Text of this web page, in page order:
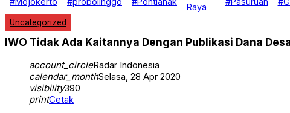
Nasional
EKOBIS
Daerah
Politik
Hukrim
Pendidikan
Advertorial
GAYA HIDUP
Raya
Uncategorized
IWO Tidak Ada Kaitannya Dengan Publikasi Dana
account_circleRadar Indonesia
calendar_monthSelasa, 28 Apr 2020
visibility390
printCetak